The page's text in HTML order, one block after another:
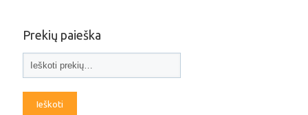
Prekių paieška
Ieškoti